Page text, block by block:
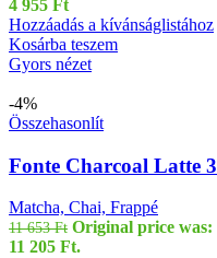
4 955 Ft
Hozzáadás a kívánságlistához
Kosárba teszem
Gyors nézet
-4%
Összehasonlít
Fonte Charcoal Latte
Matcha, Chai, Frappé
11 653Ft Original price was:
11 205 Ft.